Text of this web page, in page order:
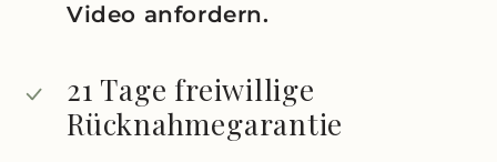
Video anfordern.
21 Tage freiwillige
Rücknahmegarantie